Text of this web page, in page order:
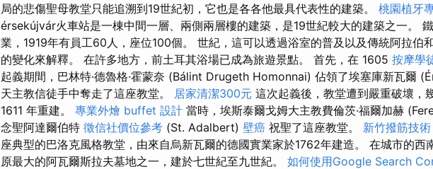
局的悲傷聖母教堂只能追溯到19世紀初，它也是各各他最具代表性的建築。 桃園植牙
érsekújvár火車站是一棟中間一層、兩側兩層樓的建築，是19世紀較大的建築之一。
業，1919年有員工60人，座位100個。 世紀，這可以透過浴室的普及以及傳統阿拉伯
的變化來解釋。 在許多地方，前土耳其浴場已成為旅遊景點。 首先，在 1605 按摩學
起義期間，巴林特·德魯格·霍蒙奈 (Bálint Drugeth Homonnai) 佔領了埃塞庫新瓦爾
天主教信徒手中奪走了這座教堂。 居家清潔300元 這次起義後，教堂遭到嚴重破壞，
1611 年重建。 專業外燴 buffet 設計 當時，埃斯泰爾戈姆大主教費倫茨·福爾加赫
念聖阿達爾伯特 徵信社價位參考 (St. Adalbert) 壁癌 祝聖了這座教堂。 新竹撥筋技術
座典型的巴洛克風格教堂，由來自烏新瓦爾的德國實業家於1762年建造。 在城市的西
原最大的阿瓦爾斯拉夫墓地之一，建於七世紀至九世紀。 如何使用Google Search